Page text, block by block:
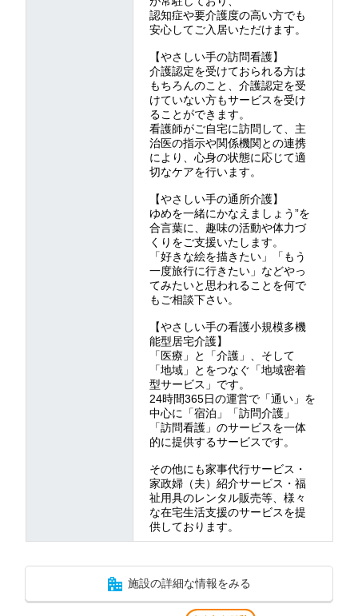
認知症や要介護度の高い方でも
安心してご入居いただけます。
【やさしい手の訪問看護】
介護認定を受けておられる方は
もちろんのこと、介護認定を受
けていない方もサービスを受け
ることができます。
看護師がご自宅に訪問して、主
治医の指示や関係機関との連携
により、心身の状態に応じて適
切なケアを行います。
【やさしい手の通所介護】
ゆめを一緒にかなえましょう”を
合言葉に、趣味の活動や体力づ
くりをご支援いたします。
「好きな絵を描きたい」「もう
一度旅行に行きたい」などやっ
てみたいと思われることを何で
もご相談下さい。
【やさしい手の看護小規模多機
能型居宅介護】
「医療」と「介護」、そして
「地域」とをつなぐ「地域密着
型サービス」です。
24時間365日の運営で「通い」を
中心に「宿泊」「訪問介護」
「訪問看護」のサービスを一体
的に提供するサービスです。
その他にも家事代行サービス・
家政婦（夫）紹介サービス・福
祉用具のレンタル販売等、様々
な在宅生活支援のサービスを提
供しております。
施設の詳細な情報をみる